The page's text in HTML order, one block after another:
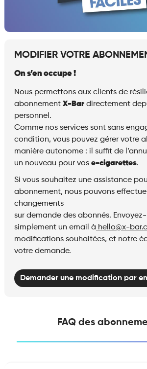
MODIFIER VOTRE
On s’en occupe !
Nous permettons aux clients de
abonnement X-Bardirectement
personnel.
Comme nos services sont sans
condition, vous pouvez gérer votre
manière autonome : il suffit de
un nouveau pour vos e-cigarettes.
Si vous souhaitez une assistance
abonnement, nous pouvons
changements
sur demande des abonnés.
simplement un email à hello@x-
modifications souhaitées, et notre
votre demande.
Demander une modification par
FAQ des